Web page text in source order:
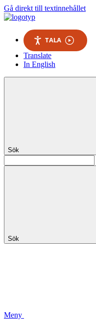
Gå direkt till textinnehållet
TALA
Translate
In English
Sök
Sök
Meny